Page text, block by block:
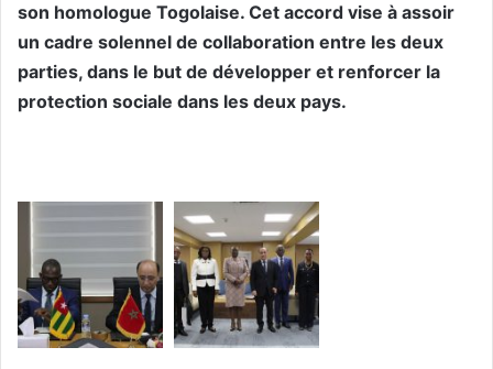
son homologue Togolaise. Cet accord vise à assoir
un cadre solennel de collaboration entre les deux
parties, dans le but de développer et renforcer la
protection sociale dans les deux pays.